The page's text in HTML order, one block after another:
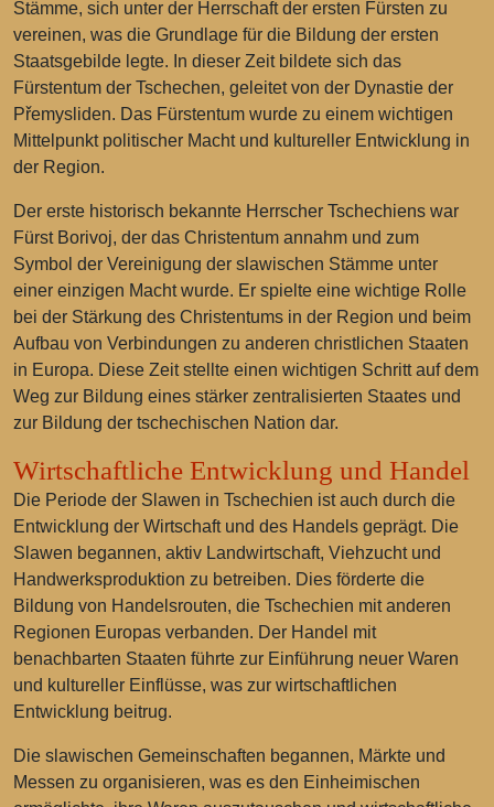
Stämme, sich unter der Herrschaft der ersten Fürsten zu
vereinen, was die Grundlage für die Bildung der ersten
Staatsgebilde legte. In dieser Zeit bildete sich das
Fürstentum der Tschechen, geleitet von der Dynastie der
Přemysliden. Das Fürstentum wurde zu einem wichtigen
Mittelpunkt politischer Macht und kultureller Entwicklung in
der Region.
Der erste historisch bekannte Herrscher Tschechiens war
Fürst Borivoj, der das Christentum annahm und zum
Symbol der Vereinigung der slawischen Stämme unter
einer einzigen Macht wurde. Er spielte eine wichtige Rolle
bei der Stärkung des Christentums in der Region und beim
Aufbau von Verbindungen zu anderen christlichen Staaten
in Europa. Diese Zeit stellte einen wichtigen Schritt auf dem
Weg zur Bildung eines stärker zentralisierten Staates und
zur Bildung der tschechischen Nation dar.
Wirtschaftliche Entwicklung und Handel
Die Periode der Slawen in Tschechien ist auch durch die
Entwicklung der Wirtschaft und des Handels geprägt. Die
Slawen begannen, aktiv Landwirtschaft, Viehzucht und
Handwerksproduktion zu betreiben. Dies förderte die
Bildung von Handelsrouten, die Tschechien mit anderen
Regionen Europas verbanden. Der Handel mit
benachbarten Staaten führte zur Einführung neuer Waren
und kultureller Einflüsse, was zur wirtschaftlichen
Entwicklung beitrug.
Die slawischen Gemeinschaften begannen, Märkte und
Messen zu organisieren, was es den Einheimischen